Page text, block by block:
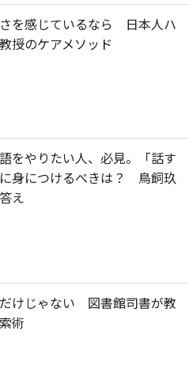
を感じているなら 日本人ハ
授のケアメソッド
をやりたい人、必見。「話す
身につけるべきは？ 鳥飼玖
え
けじゃない 図書館司書が教
術